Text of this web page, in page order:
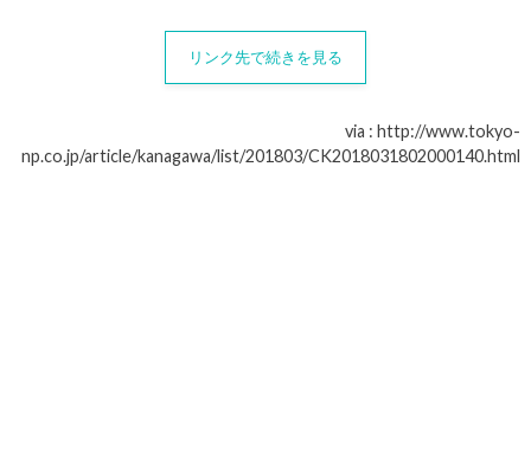
リンク先で続きを見る
via : http://www.tokyo-
np.co.jp/article/kanagawa/list/201803/CK2018031802000140.html